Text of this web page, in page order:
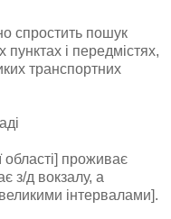
спростить пошук
пунктах і передмістях,
транспортних
області] проживає
з/д вокзалу, а
інтервалами].